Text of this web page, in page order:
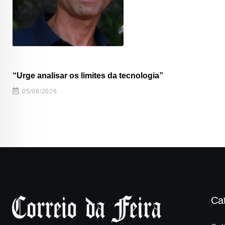
“Urge analisar os limites da tecnologia”
05/08/2026